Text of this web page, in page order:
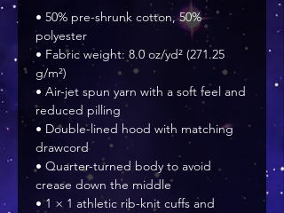
• 50% pre-shrunk cotton, 50%
polyester
• Fabric weight: 8.0 oz/yd² (271.25
g/m²)
• Air-jet spun yarn with a soft feel and
reduced pilling
• Double-lined hood with matching
drawcord
• Quarter-turned body to avoid
crease down the middle
• 1 × 1 athletic rib-knit cuffs and